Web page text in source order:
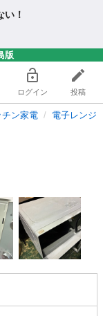
！
版
ログイン 投稿
チン家電 電子レンジ